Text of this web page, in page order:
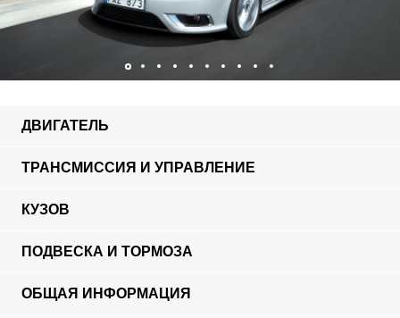
ДВИГАТЕЛЬ
ТРАНСМИССИЯ И УПРАВЛЕНИЕ
КУЗОВ
ПОДВЕСКА И ТОРМОЗА
ОБЩАЯ ИНФОРМАЦИЯ